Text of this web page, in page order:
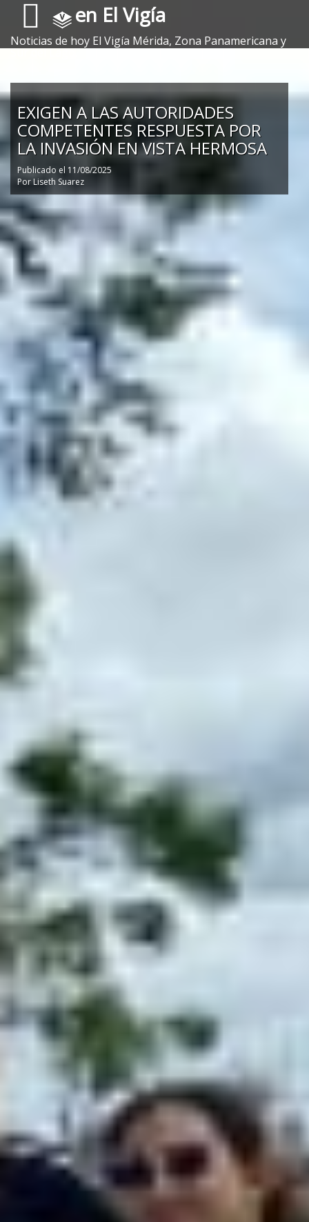
en El Vigía
Noticias de hoy El Vigía Mérida, Zona Panamericana y
Sur del Lago.
EXIGEN A LAS AUTORIDADES
COMPETENTES RESPUESTA POR
LA INVASIÓN EN VISTA HERMOSA
Publicado el 11/08/2025
PorLiseth Suarez